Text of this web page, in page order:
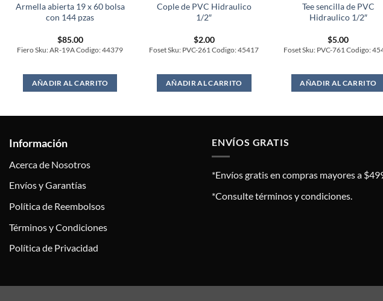
Armella abierta 19 x 60 bolsa
con 144 pzas
$85.00
Fiero Sku: AR-19A Codigo: 44379
AÑADIR AL CARRITO
Cople de PVC Hidraulico
1/2″
$2.00
Foset Sku: PVC-261 Codigo: 45417
AÑADIR AL CARRITO
Tee sencilla de PVC
Hidraulico 1/2″
$5.00
Foset Sku: PVC-761 Codigo:
AÑADIR AL CARRITO
Información
Acerca de Nosotros
Envíos y Garantías
Política de Reembolsos
Términos y Condiciones
Política de Privacidad
ENVÍOS GRATIS
*Envíos gratis en compras mayores a
*Consulte términos y condiciones.